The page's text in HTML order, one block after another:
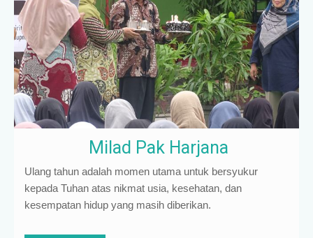
Milad Pak Harjana
Ulang tahun adalah momen utama untuk bersyukur
kepada Tuhan atas nikmat usia, kesehatan, dan
kesempatan hidup yang masih diberikan.